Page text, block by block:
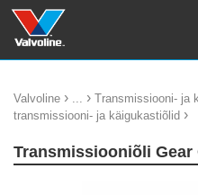
Valvoline › ... › Transmissiooni- ja
transmissiooni- ja käigukastiõlid ›
Transmissiooniõli Gear